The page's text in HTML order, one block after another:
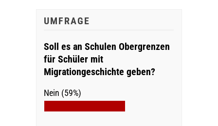
UMFRAGE
Soll es an Schulen Obergrenzen
für Schüler mit
Migrationgeschichte geben?
Nein (59%)